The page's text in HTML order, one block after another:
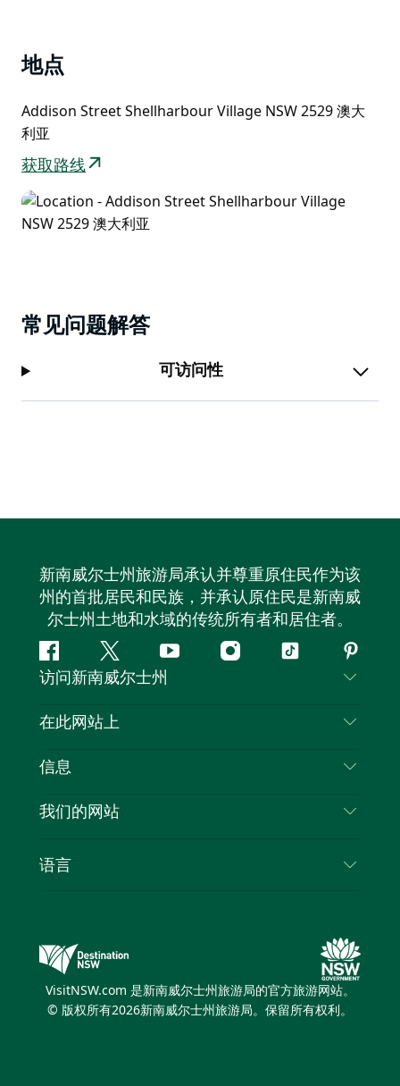
从温馨的民宿和汽车旅馆到度假屋、公寓，再到提供小
屋、小木屋和露营设施的海滨度假公园，各种各样的住宿
选择能够满足不同类型旅行者的需求。
谢尔哈伯村以其迷人的海岸风情和充满活力的氛围而闻
名，是探索新南威尔士州南海岸美景的理想下榻之处，无
论是周末短途旅行还是长期度假，都能满足您的需求。
地点
Addison Street Shellharbour Village NSW 2529 澳大
利亚
获取路线
常见问题解答
可访问性
新南威尔士州旅游局承认并尊重原住民作为该
州的首批居民和民族，并承认原住民是新南威
尔士州土地和水域的传统所有者和居住者。
Facebook叽
叽
喳
YouTubeInstagram
抖
访问新南威尔士州
联系我们
隐私
Cookie 通知
在此网站上
目的地
新南威尔士州公路旅行
活动
信息
旅行信息
新南威尔士州的商业
我们的网站
新南威尔士州旅游局媒体中心
缤纷悉尼灯光音乐节
语言
VisitNSW.com 是新南威尔士州旅游局的官方旅游网站。
© 版权所有2026新南威尔士州旅游局。保留所有权利。